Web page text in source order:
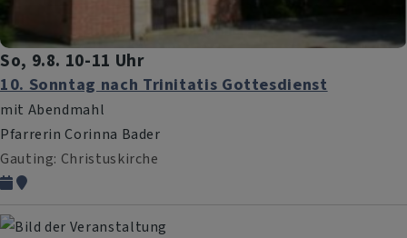
So, 9.8. 10-11 Uhr
10. Sonntag nach Trinitatis Gottesdienst
mit Abendmahl
Pfarrerin Corinna Bader
Gauting Christuskirche